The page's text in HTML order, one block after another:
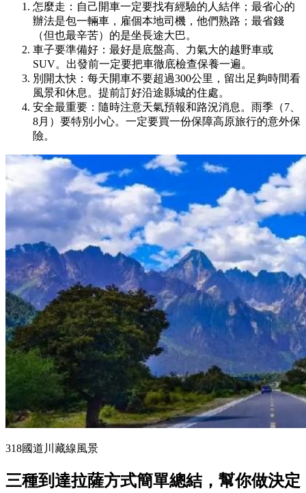
怎麼走：自己開車一定要找有經驗的人結伴；最省心的
辦法是包一輛車，雇個本地司機，他們熟路；最省錢
（但也最辛苦）的是坐長途大巴。
車子要準備好：最好是底盤高、力氣大的越野車或
SUV。出發前一定要把車徹底檢查保養一遍。
別開太快：每天開車不要超過300公里，留出足夠時間看
風景和休息。提前訂好沿途縣城的住處。
安全最重要：隨時注意天氣預報和路況消息。雨季（7、
8月）要特別小心。一定要買一份保障高原旅行的意外保
險。
318國道川藏線風景
三種到達拉薩方式簡單總結，幫你做決定